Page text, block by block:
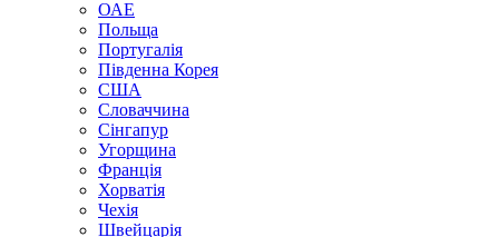
ОАЕ
Польща
Португалія
Південна Корея
США
Словаччина
Сінгапур
Угорщина
Франція
Хорватія
Чехія
Швейцарія